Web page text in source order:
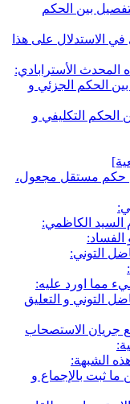
بين الحكم
الاستدلال على هذا
الأسترابادي:
الحكم الجزئي و
التكليفي و
مستقل مجعول،
الكاظمي:
التوني:
اورد عليه:
التوني و التعليق
الاستصحاب
الشبهة:
ثبت بالإجماع و